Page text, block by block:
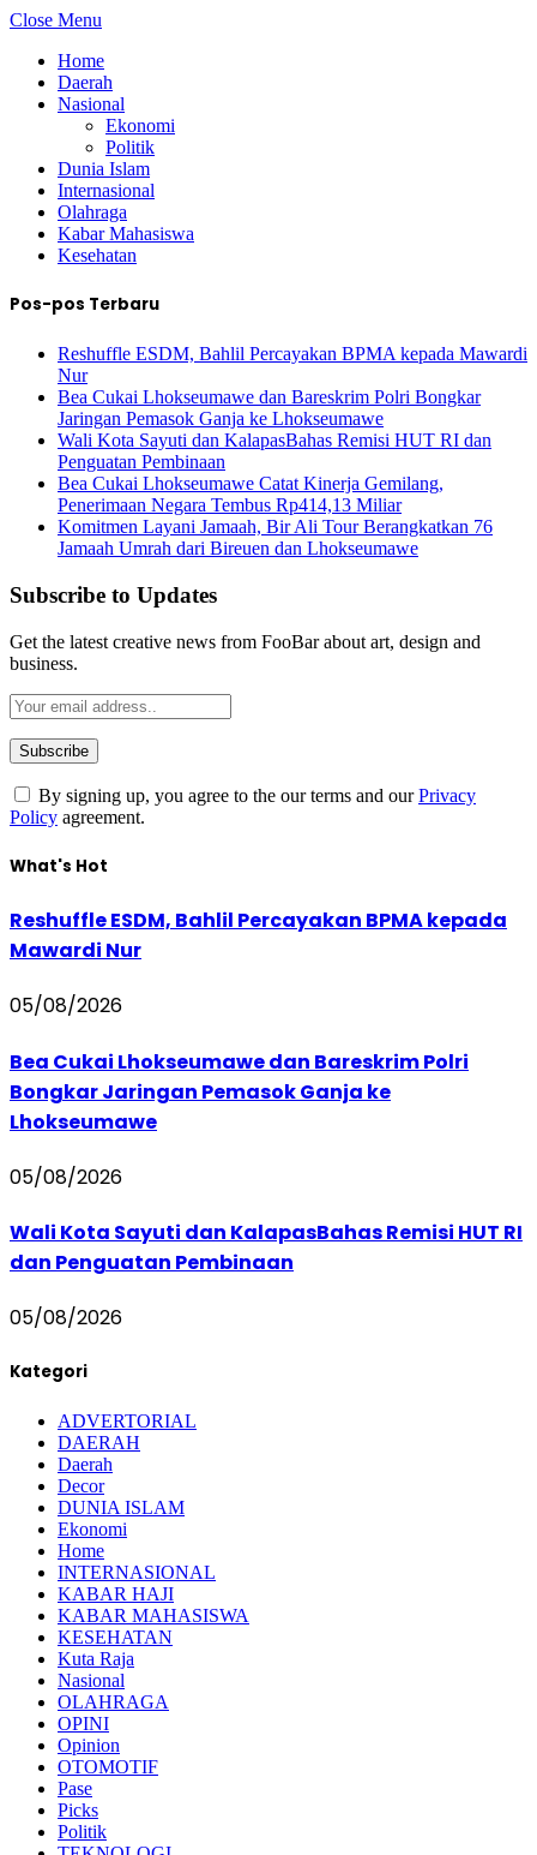
Close Menu
Home
Daerah
Nasional
Ekonomi
Politik
Dunia Islam
Internasional
Olahraga
Kabar Mahasiswa
Kesehatan
Pos-pos Terbaru
Reshuffle ESDM, Bahlil Percayakan BPMA kepada Mawardi
Nur
Bea Cukai Lhokseumawe dan Bareskrim Polri Bongkar
Jaringan Pemasok Ganja ke Lhokseumawe
Wali Kota Sayuti dan KalapasBahas Remisi HUT RI dan
Penguatan Pembinaan
Bea Cukai Lhokseumawe Catat Kinerja Gemilang,
Penerimaan Negara Tembus Rp414,13 Miliar
Komitmen Layani Jamaah, Bir Ali Tour Berangkatkan 76
Jamaah Umrah dari Bireuen dan Lhokseumawe
Subscribe to Updates
Get the latest creative news from FooBar about art, design and
business.
By signing up, you agree to the our terms and ourPrivacy
Policy agreement.
What's Hot
Reshuffle ESDM, Bahlil Percayakan BPMA kepada
Mawardi Nur
05/08/2026
Bea Cukai Lhokseumawe dan Bareskrim Polri
Bongkar Jaringan Pemasok Ganja ke
Lhokseumawe
05/08/2026
Wali Kota Sayuti dan KalapasBahas Remisi HUT RI
dan Penguatan Pembinaan
05/08/2026
Kategori
ADVERTORIAL
DAERAH
Daerah
Decor
DUNIA ISLAM
Ekonomi
Home
INTERNASIONAL
KABAR HAJI
KABAR MAHASISWA
KESEHATAN
Kuta Raja
Nasional
OLAHRAGA
OPINI
Opinion
OTOMOTIF
Pase
Picks
Politik